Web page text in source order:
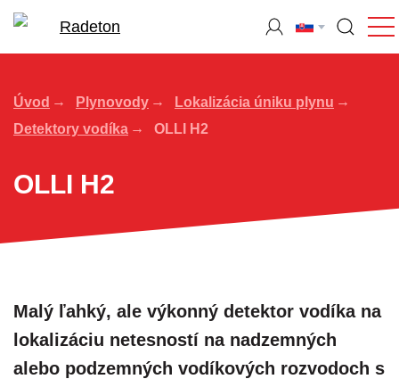
Úvod Plynovody
Lokalizácia úniku plynu
Detektory vodíka
OLLI H2
OLLI H2
Malý ľahký, ale výkonný detektor vodíka na
lokalizáciu netesností na nadzemných
alebo podzemných vodíkových rozvodoch s